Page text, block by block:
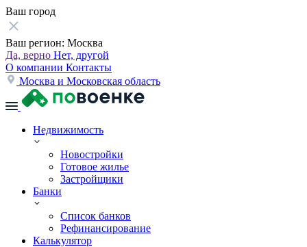
Ваш город
Ваш регион: Москва
Да, верно Нет, другой
О компании Контакты
Москва и Московская область
Недвижимость
Новостройки
Готовое жилье
Застройщики
Банки
Список банков
Рефинансирование
Калькулятор